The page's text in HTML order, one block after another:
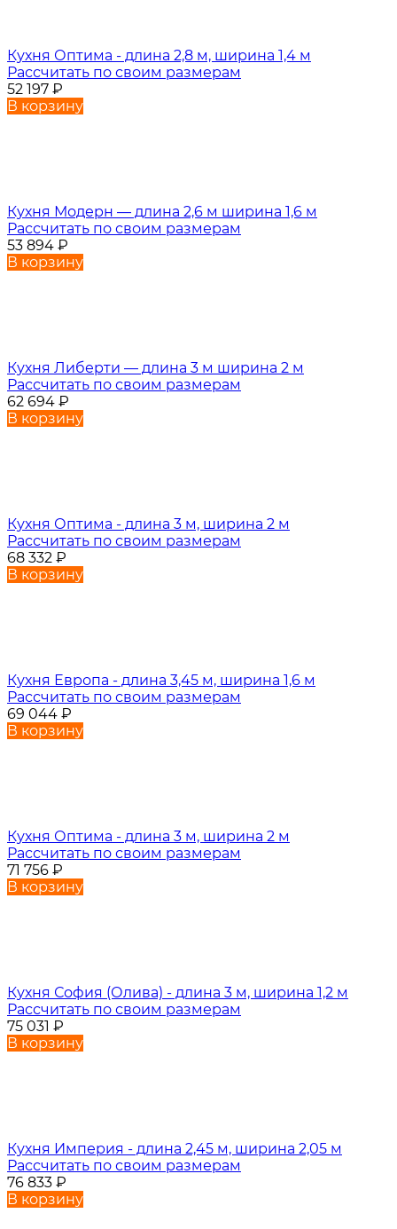
Кухня Оптима - длина 2,8 м, ширина 1,4 м
Рассчитать по своим размерам
52 197 ₽
В корзину
Кухня Модерн — длина 2,6 м ширина 1,6 м
Рассчитать по своим размерам
53 894 ₽
В корзину
Кухня Либерти — длина 3 м ширина 2 м
Рассчитать по своим размерам
62 694 ₽
В корзину
Кухня Оптима - длина 3 м, ширина 2 м
Рассчитать по своим размерам
68 332 ₽
В корзину
Кухня Европа - длина 3,45 м, ширина 1,6 м
Рассчитать по своим размерам
69 044 ₽
В корзину
Кухня Оптима - длина 3 м, ширина 2 м
Рассчитать по своим размерам
71 756 ₽
В корзину
Кухня София (Олива) - длина 3 м, ширина 1,2 м
Рассчитать по своим размерам
75 031 ₽
В корзину
Кухня Империя - длина 2,45 м, ширина 2,05 м
Рассчитать по своим размерам
76 833 ₽
В корзину